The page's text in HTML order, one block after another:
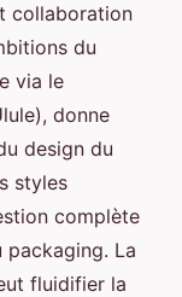
collaboration
du
via le
donne
design du
styles
complète
packaging. La
fluidifier la